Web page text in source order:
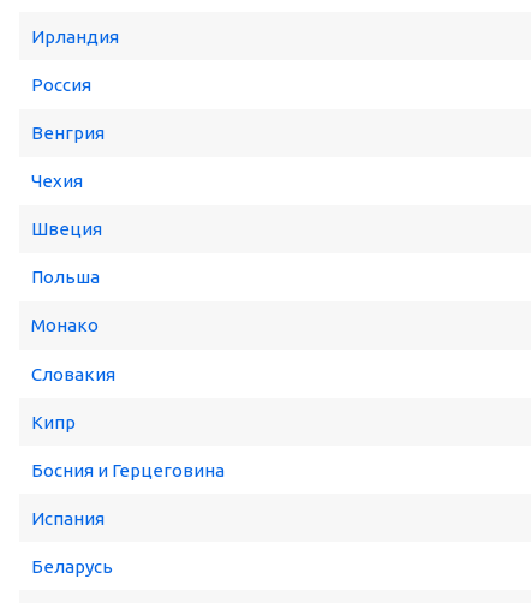
Ирландия
Россия
Венгрия
Чехия
Швеция
Польша
Монако
Словакия
Кипр
Босния и Герцеговина
Испания
Беларусь